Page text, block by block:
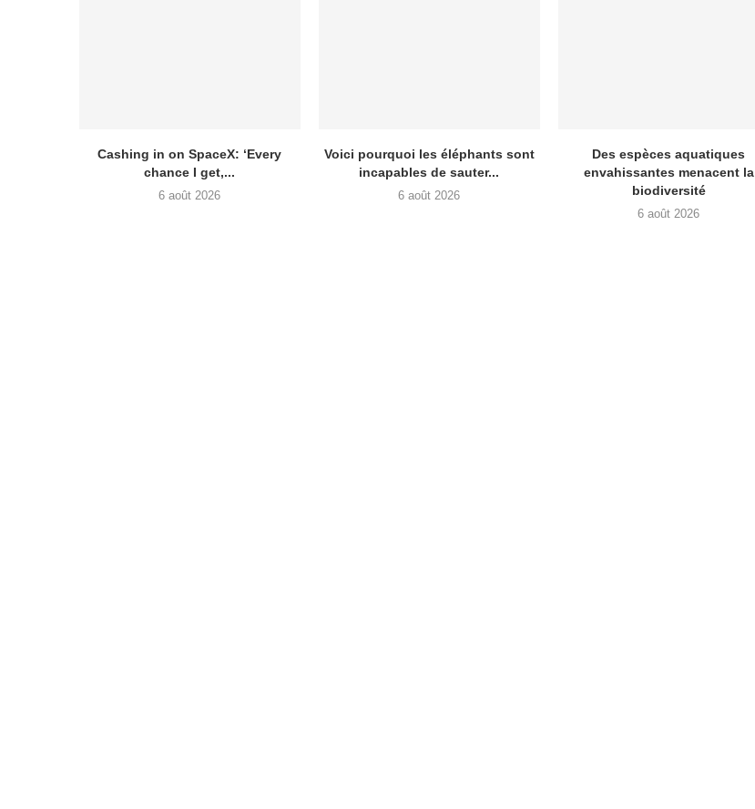
Cashing in on SpaceX: ‘Every
chance I get,...
6 août 2026
Voici pourquoi les éléphants sont
incapables de sauter...
6 août 2026
Des espèces aquatiques
envahissantes menacent la
biodiversité
6 août 2026